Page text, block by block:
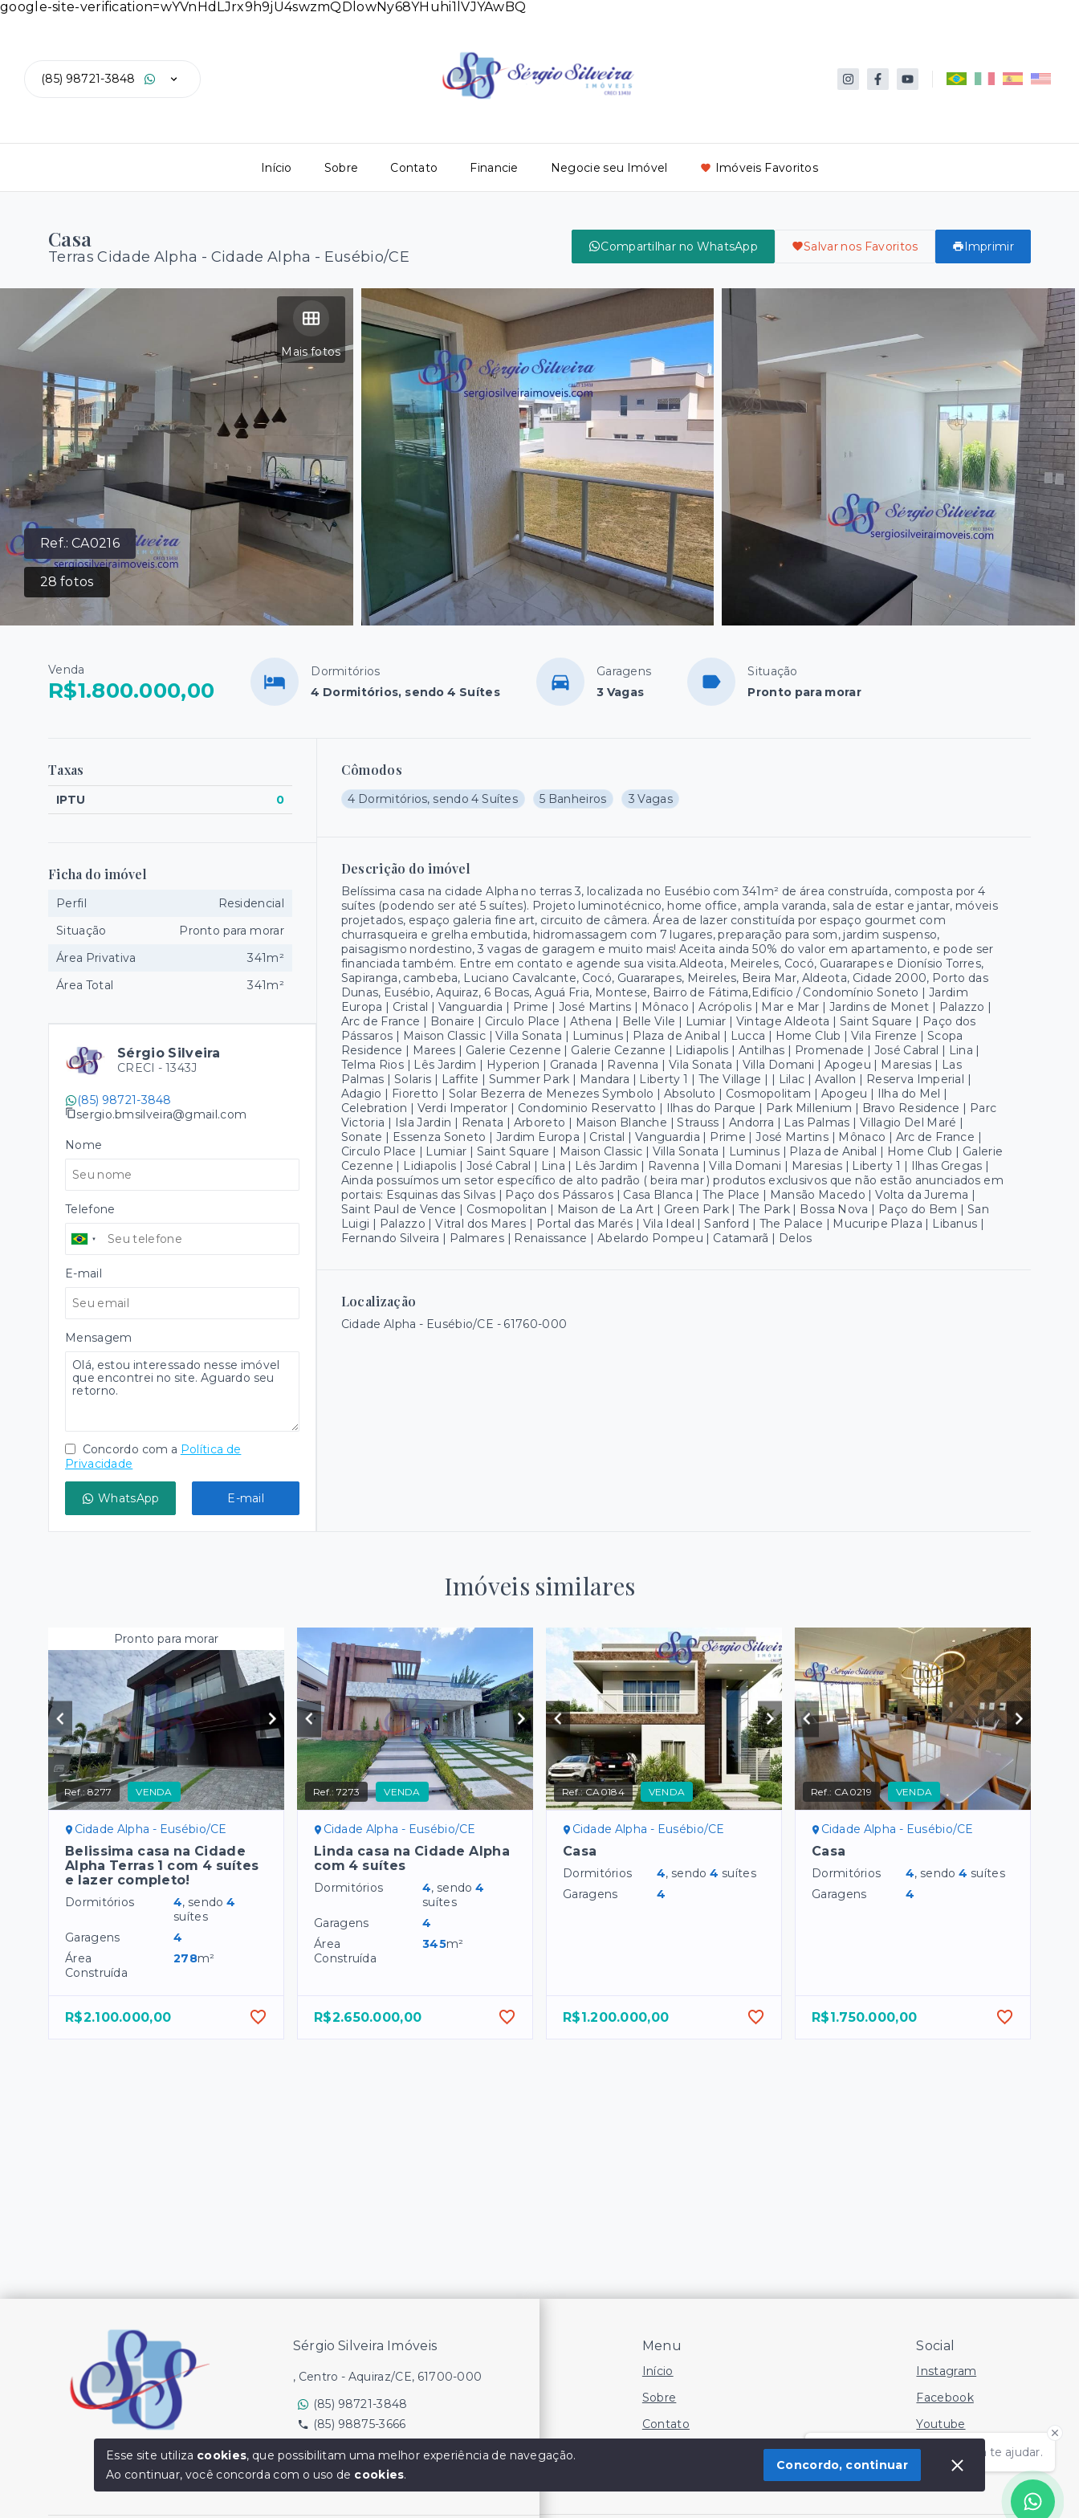
google-site-verification=wYVnHdLJrx9h9jU4swzmQDlowNy68YHuhi1lVJYAwBQ
(85) 98721-3848
Início Sobre Contato Financie Negocie seu Imóvel Imóveis Favoritos
Casa
Terras Cidade Alpha - Cidade Alpha - Eusébio/CE
Compartilhar no WhatsApp Salvar nos Favoritos Imprimir
Ref.:CA0216
28 fotos
Mais fotos
Venda
R$1.800.000,00
Dormitórios
4 Dormitórios, sendo 4 Suítes
Garagens
3 Vagas
Situação
Pronto para morar
Cômodos
4 Dormitórios, sendo 4 Suítes 5 Banheiros 3 Vagas
Descrição do imóvel
Belíssima casa na cidade Alpha no terras 3, localizada no Eusébio com 341m² de área construída, composta por 4
suítes (podendo ser até 5 suítes). Projeto luminotécnico, home office, ampla varanda, sala de estar e jantar, móveis
projetados, espaço galeria fine art, circuito de câmera. Área de lazer constituída por espaço gourmet com
churrasqueira e grelha embutida, hidromassagem com 7 lugares, preparação para som, jardim suspenso,
paisagismo nordestino, 3 vagas de garagem e muito mais! Aceita ainda 50% do valor em apartamento, e pode ser
financiada também. Entre em contato e agende sua visita.Aldeota, Meireles, Cocó, Guararapes e Dionísio Torres,
Sapiranga, cambeba, Luciano Cavalcante, Cocó, Guararapes, Meireles, Beira Mar, Aldeota, Cidade 2000, Porto das
Dunas, Eusébio, Aquiraz, 6 Bocas, Aguá Fria, Montese, Bairro de Fátima,Edifício / Condomínio Soneto | Jardim
Europa | Cristal | Vanguardia | Prime | José Martins | Mônaco | Acrópolis | Mar e Mar | Jardins de Monet | Palazzo |
Arc de France | Bonaire | Circulo Place | Athena | Belle Vile | Lumiar | Vintage Aldeota | Saint Square | Paço dos
Pássaros | Maison Classic | Villa Sonata | Luminus | Plaza de Anibal | Lucca | Home Club | Vila Firenze | Scopa
Residence | Marees | Galerie Cezenne | Galerie Cezanne | Lidiapolis | Antilhas | Promenade | José Cabral | Lina |
Telma Rios | Lês Jardim | Hyperion | Granada | Ravenna | Vila Sonata | Villa Domani | Apogeu | Maresias | Las
Palmas | Solaris | Laffite | Summer Park | Mandara | Liberty 1 | The Village | | Lilac | Avallon | Reserva Imperial |
Adagio | Fioretto | Solar Bezerra de Menezes Symbolo | Absoluto | Cosmopolitam | Apogeu | Ilha do Mel |
Celebration | Verdi Imperator | Condominio Reservatto | Ilhas do Parque | Park Millenium | Bravo Residence | Parc
Victoria | Isla Jardin | Renata | Arboreto | Maison Blanche | Strauss | Andorra | Las Palmas | Villagio Del Maré |
Sonate | Essenza Soneto | Jardim Europa | Cristal | Vanguardia | Prime | José Martins | Mônaco | Arc de France |
Circulo Place | Lumiar | Saint Square | Maison Classic | Villa Sonata | Luminus | Plaza de Anibal | Home Club | Galerie
Cezenne | Lidiapolis | José Cabral | Lina | Lês Jardim | Ravenna | Villa Domani | Maresias | Liberty 1 | Ilhas Gregas |
Ainda possuímos um setor específico de alto padrão ( beira mar ) produtos exclusivos que não estão anunciados em
portais: Esquinas das Silvas | Paço dos Pássaros | Casa Blanca | The Place | Mansão Macedo | Volta da Jurema |
Saint Paul de Vence | Cosmopolitan | Maison de La Art | Green Park | The Park | Bossa Nova | Paço do Bem | San
Luigi | Palazzo | Vitral dos Mares | Portal das Marés | Vila Ideal | Sanford | The Palace | Mucuripe Plaza | Libanus |
Fernando Silveira | Palmares | Renaissance | Abelardo Pompeu | Catamarã | Delos
Localização
Cidade Alpha - Eusébio/CE - 61760-000
Taxas
IPTU 0
Ficha do imóvel
Perfil
Residencial
Situação
Pronto para morar
Área Privativa
341m²
Área Total
341m²
Sérgio Silveira
CRECI - 1343J
(85) 98721-3848
sergio.bmsilveira@gmail.com
Nome
Telefone
E-mail
Mensagem
Concordo com a Política de
Privacidade
WhatsApp E-mail
Imóveis similares
Pronto para morar
Ref.:8277 VENDA
Cidade Alpha - Eusébio/CE
Belissima casa na Cidade
Alpha Terras 1 com 4 suítes
e lazer completo!
Dormitórios 4, sendo4
suítes
Garagens
4
Área
Construída
278m²
R$2.100.000,00
Ref.:7273 VENDA
Cidade Alpha - Eusébio/CE
Linda casa na Cidade Alpha
com 4 suítes
Dormitórios 4, sendo4
suítes
Garagens
4
Área
Construída
345m²
R$2.650.000,00
Ref.:CA0184 VENDA
Cidade Alpha - Eusébio/CE
Casa
Dormitórios 4, sendo4 suítes
Garagens
4
R$1.200.000,00
Ref.: CA0219 VENDA
Cidade Alpha - Eusébio/CE
Casa
Dormitórios 4, sendo4 suítes
Garagens
4
R$1.750.000,00
Olá! Estamos disponíveis para te ajudar.
Menu
Início
Sobre
Contato
Social
Instagram
Facebook
Youtube
Sérgio Silveira Imóveis
, Centro - Aquiraz/CE, 61700-000
(85) 98721-3848
(85) 98875-3666
Esse site utiliza cookies, que possibilitam uma melhor experiência de navegação.
Ao continuar, você concorda com o uso de cookies.
Concordo, continuar